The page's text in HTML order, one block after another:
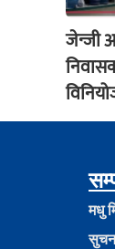
जेन्जी
मधु